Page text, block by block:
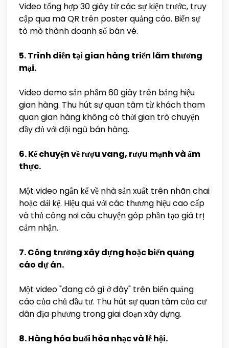
Video tổng hợp 30 giây từ các sự kiện trước, truy
cập qua mã QR trên poster quảng cáo. Biến sự
tò mò thành doanh số bán vé.
5. Trình diễn tại gian hàng triển lãm thương
mại.
Video demo sản phẩm 60 giây trên bảng hiệu
gian hàng. Thu hút sự quan tâm từ khách tham
quan gian hàng không có thời gian trò chuyện
đầy đủ với đội ngũ bán hàng.
6. Kể chuyện về rượu vang, rượu mạnh và ẩm
thực.
Một video ngắn kể về nhà sản xuất trên nhãn chai
hoặc dải kệ. Hiệu quả với các thương hiệu cao cấp
và thủ công nơi câu chuyện góp phần tạo giá trị
cảm nhận.
7. Công trường xây dựng hoặc biển quảng
cáo dự án.
Một video "đang có gì ở đây" trên biển quảng
cáo của chủ đầu tư. Thu hút sự quan tâm của cư
dân địa phương trong giai đoạn xây dựng.
8. Hàng hóa buổi hòa nhạc và lễ hội.